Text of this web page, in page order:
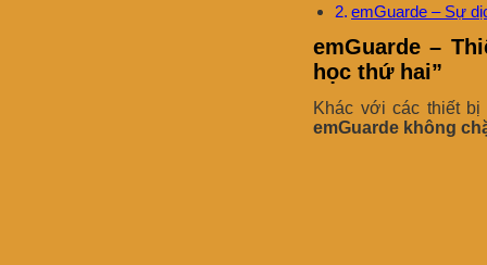
emGuarde – Sự
emGuarde –
học thứ hai”
Khác với các thiết
emGuarde không